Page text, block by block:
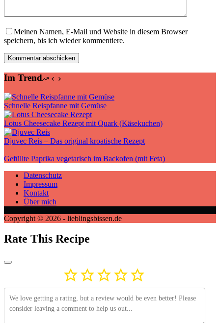
Meinen Namen, E-Mail und Website in diesem Browser
speichern, bis ich wieder kommentiere.
Kommentar abschicken
Im Trend
Schnelle Reispfanne mit Gemüse
Lotus Cheesecake Rezept mit Quark (Käsekuchen)
Djuvec Reis – Das original kroatische Rezept
Gefüllte Paprika vegetarisch im Backofen (mit Feta)
Datenschutz
Impressum
Kontakt
Über mich
Copyright © 2026 - lieblingsbissen.de
Rate This Recipe